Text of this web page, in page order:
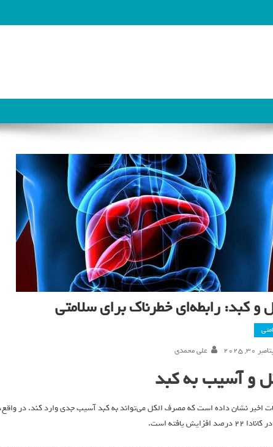
و کبد: رابطه‌ای خطرناک برای سلامتی
30, 2025 علی محمدی
و آسیب به کبد
افزایش یافته است.